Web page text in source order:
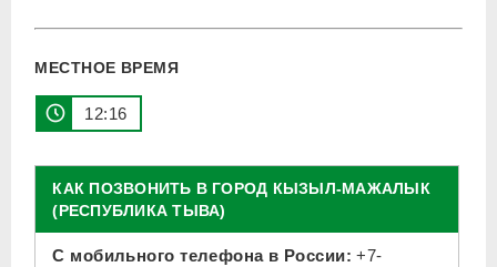
МЕСТНОЕ ВРЕМЯ
12:16
КАК ПОЗВОНИТЬ В ГОРОД КЫЗЫЛ-МАЖАЛЫК
(РЕСПУБЛИКА ТЫВА)
С мобильного телефона в России: +7-